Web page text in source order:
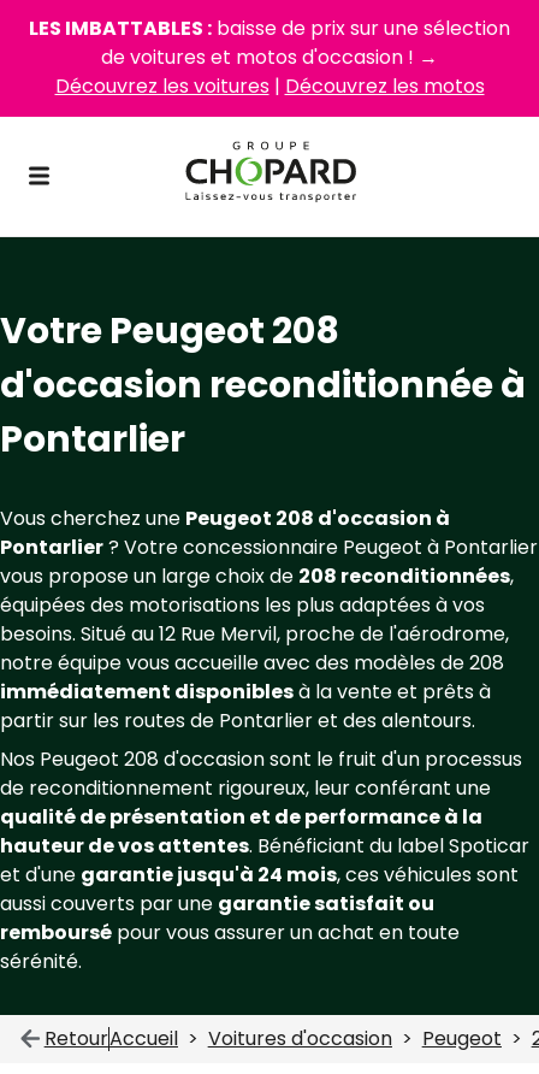
LES IMBATTABLES : baisse de prix sur une sélection
de voitures et motos d'occasion ! →
Découvrez les voitures| Découvrez les motos
Votre Peugeot 208
d'occasion reconditionnée à
Pontarlier
Vous cherchez une Peugeot 208 d'occasion à
Pontarlier? Votre concessionnaire Peugeot à Pontarlier
vous propose un large choix de 208 reconditionnées,
équipées des motorisations les plus adaptées à vos
besoins. Situé au 12 Rue Mervil, proche de l'aérodrome,
notre équipe vous accueille avec des modèles de 208
immédiatement disponiblesà la vente et prêts à
partir sur les routes de Pontarlier et des alentours.
Nos Peugeot 208 d'occasion sont le fruit d'un processus
de reconditionnement rigoureux, leur conférant une
qualité de présentation et de performance à la
hauteur de vos attentes. Bénéficiant du label Spoticar
et d'une garantie jusqu'à 24 mois, ces véhicules sont
aussi couverts par une garantie satisfait ou
remboursé pour vous assurer un achat en toute
sérénité.
RetourAccueil Voitures d'occasion Peugeot